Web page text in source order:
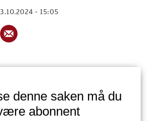
03.10.2024 - 15:05
denne saken må du
abonnent